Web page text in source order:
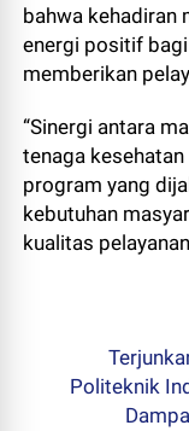
bahwa kehadiran
energi positif
memberikan
“Sinergi antara
tenaga
program yang
kebutuhan
kualitas
Politeknik